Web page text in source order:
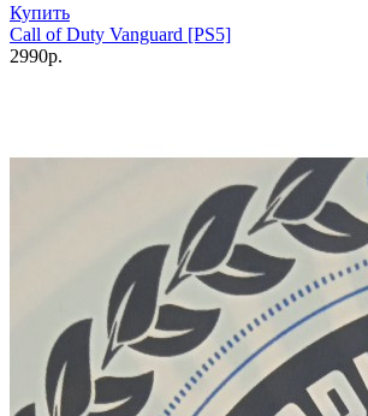
Купить
Call of Duty Vanguard [PS5]
2990р.